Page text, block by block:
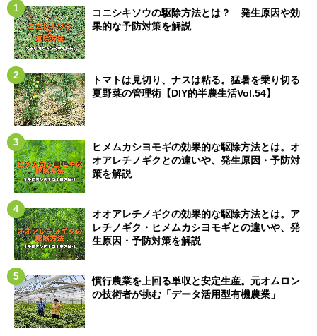
コニシキソウの駆除方法とは？ 発生原因や効
果的な予防対策を解説
トマトは見切り、ナスは粘る。猛暑を乗り切る
夏野菜の管理術【DIY的半農生活Vol.54】
ヒメムカシヨモギの効果的な駆除方法とは。オ
オアレチノギクとの違いや、発生原因・予防対
策を解説
オオアレチノギクの効果的な駆除方法とは。ア
レチノギク・ヒメムカシヨモギとの違いや、発
生原因・予防対策を解説
慣行農業を上回る単収と安定生産。元オムロン
の技術者が挑む「データ活用型有機農業」